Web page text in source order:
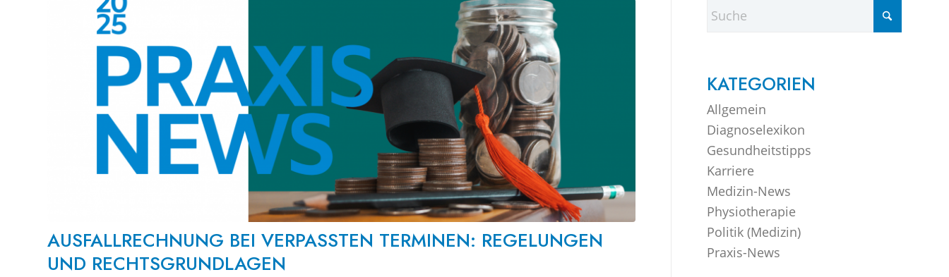
AUSFALLRECHNUNG BEI VERPASSTEN TERMINEN: REGELUNGEN
UND RECHTSGRUNDLAGEN
KATEGORIEN
Allgemein
Diagnoselexikon
Gesundheitstipps
Karriere
Medizin-News
Physiotherapie
Politik (Medizin)
Praxis-News